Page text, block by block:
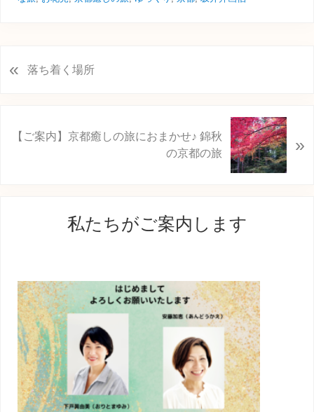
前
« 落ち着く場所
の
【ご案内】京都癒しの旅におまかせ♪ 錦秋
の京都の旅
»
サ
イ
ド
バ
ー
私たちがご案内します